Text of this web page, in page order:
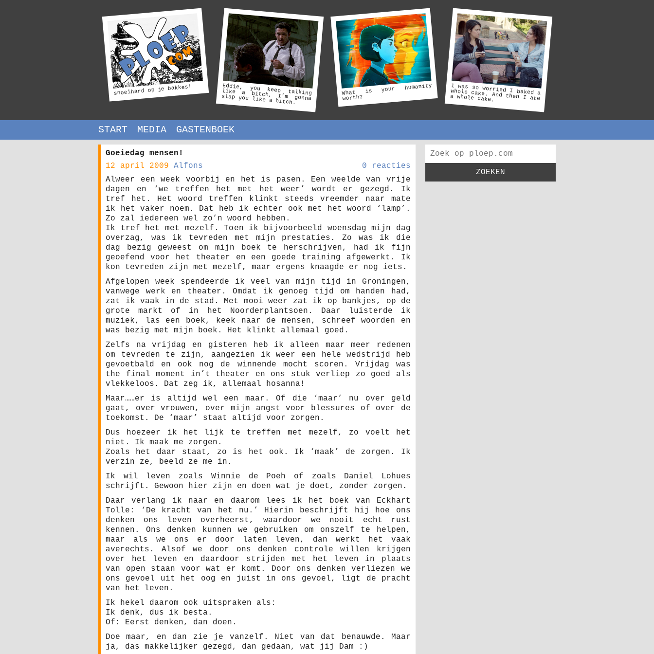
snoeihard op je bakkes! Eddie, you keep talking
like a bitch, I’m gonna
slap you like a bitch.
What is your humanity
worth?
I was so worried I baked a
whole cake. And then I ate
a whole cake.
START MEDIA GASTENBOEK
Goeiedag mensen!
12 april 2009
Alfons
0 reacties
Alweer een week voorbij en het is pasen. Een weelde van vrije
dagen en ‘we treffen het met het weer’ wordt er gezegd. Ik
tref het. Het woord treffen klinkt steeds vreemder naar mate
ik het vaker noem. Dat heb ik echter ook met het woord ‘lamp’.
Zo zal iedereen wel zo’n woord hebben.
Ik tref het met mezelf. Toen ik bijvoorbeeld woensdag mijn dag
overzag, was ik tevreden met mijn prestaties. Zo was ik die
dag bezig geweest om mijn boek te herschrijven, had ik fijn
geoefend voor het theater en een goede training afgewerkt. Ik
kon tevreden zijn met mezelf, maar ergens knaagde er nog iets.
Afgelopen week spendeerde ik veel van mijn tijd in Groningen,
vanwege werk en theater. Omdat ik genoeg tijd om handen had,
zat ik vaak in de stad. Met mooi weer zat ik op bankjes, op de
grote markt of in het Noorderplantsoen. Daar luisterde ik
muziek, las een boek, keek naar de mensen, schreef woorden en
was bezig met mijn boek. Het klinkt allemaal goed.
Zelfs na vrijdag en gisteren heb ik alleen maar meer redenen
om tevreden te zijn, aangezien ik weer een hele wedstrijd heb
gevoetbald en ook nog de winnende mocht scoren. Vrijdag was
the final moment in’t theater en ons stuk verliep zo goed als
vlekkeloos. Dat zeg ik, allemaal hosanna!
Maar……er is altijd wel een maar. Of die ‘maar’ nu over geld
gaat, over vrouwen, over mijn angst voor blessures of over de
toekomst. De ‘maar’ staat altijd voor zorgen.
Dus hoezeer ik het lijk te treffen met mezelf, zo voelt het
niet. Ik maak me zorgen.
Zoals het daar staat, zo is het ook. Ik ‘maak’ de zorgen. Ik
verzin ze, beeld ze me in.
Ik wil leven zoals Winnie de Poeh of zoals Daniel Lohues
schrijft. Gewoon hier zijn en doen wat je doet, zonder zorgen.
Daar verlang ik naar en daarom lees ik het boek van Eckhart
Tolle: ‘De kracht van het nu.’ Hierin beschrijft hij hoe ons
denken ons leven overheerst, waardoor we nooit echt rust
kennen. Ons denken kunnen we gebruiken om onszelf te helpen,
maar als we ons er door laten leven, dan werkt het vaak
averechts. Alsof we door ons denken controle willen krijgen
over het leven en daardoor strijden met het leven in plaats
van open staan voor wat er komt. Door ons denken verliezen we
ons gevoel uit het oog en juist in ons gevoel, ligt de pracht
van het leven.
Ik hekel daarom ook uitspraken als:
Ik denk, dus ik besta.
Of: Eerst denken, dan doen.
Doe maar, en dan zie je vanzelf. Niet van dat benauwde. Maar
ja, das makkelijker gezegd, dan gedaan, wat jij Dam :)
ZOEKEN